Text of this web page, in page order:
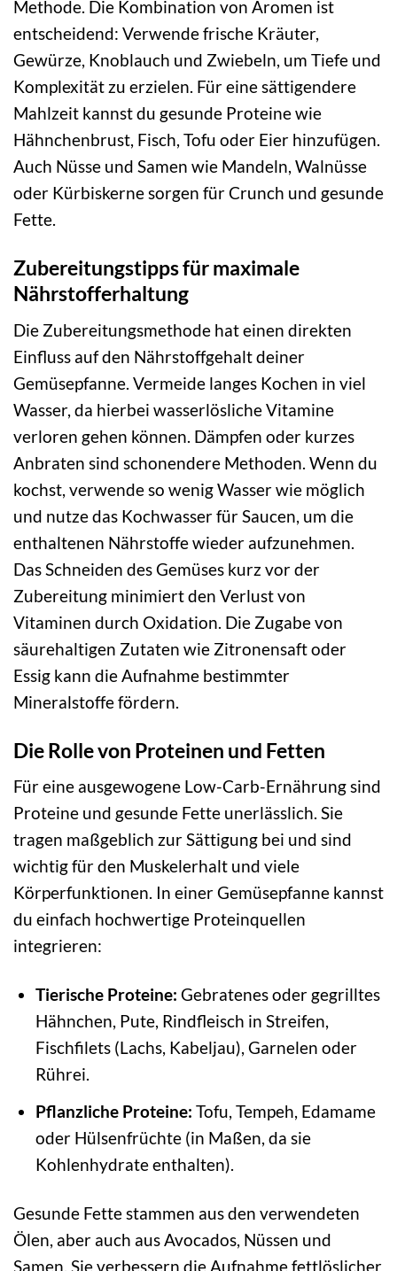
Methode. Die Kombination von Aromen ist
entscheidend: Verwende frische Kräuter,
Gewürze, Knoblauch und Zwiebeln, um Tiefe und
Komplexität zu erzielen. Für eine sättigendere
Mahlzeit kannst du gesunde Proteine wie
Hähnchenbrust, Fisch, Tofu oder Eier hinzufügen.
Auch Nüsse und Samen wie Mandeln, Walnüsse
oder Kürbiskerne sorgen für Crunch und gesunde
Fette.
Zubereitungstipps für maximale
Nährstofferhaltung
Die Zubereitungsmethode hat einen direkten
Einfluss auf den Nährstoffgehalt deiner
Gemüsepfanne. Vermeide langes Kochen in viel
Wasser, da hierbei wasserlösliche Vitamine
verloren gehen können. Dämpfen oder kurzes
Anbraten sind schonendere Methoden. Wenn du
kochst, verwende so wenig Wasser wie möglich
und nutze das Kochwasser für Saucen, um die
enthaltenen Nährstoffe wieder aufzunehmen.
Das Schneiden des Gemüses kurz vor der
Zubereitung minimiert den Verlust von
Vitaminen durch Oxidation. Die Zugabe von
säurehaltigen Zutaten wie Zitronensaft oder
Essig kann die Aufnahme bestimmter
Mineralstoffe fördern.
Die Rolle von Proteinen und Fetten
Für eine ausgewogene Low-Carb-Ernährung sind
Proteine und gesunde Fette unerlässlich. Sie
tragen maßgeblich zur Sättigung bei und sind
wichtig für den Muskelerhalt und viele
Körperfunktionen. In einer Gemüsepfanne kannst
du einfach hochwertige Proteinquellen
integrieren:
Tierische Proteine: Gebratenes oder gegrilltes
Hähnchen, Pute, Rindfleisch in Streifen,
Fischfilets (Lachs, Kabeljau), Garnelen oder
Rührei.
Pflanzliche Proteine: Tofu, Tempeh, Edamame
oder Hülsenfrüchte (in Maßen, da sie
Kohlenhydrate enthalten).
Gesunde Fette stammen aus den verwendeten
Ölen, aber auch aus Avocados, Nüssen und
Samen. Sie verbessern die Aufnahme fettlöslicher